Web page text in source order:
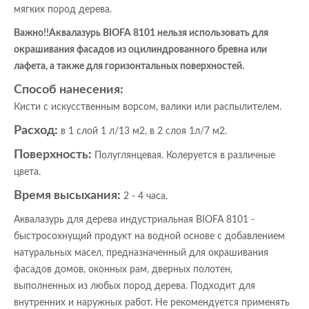
мягких пород дерева.
Важно!!Аквалазурь BIOFA 8101 нельзя использовать для
окрашивания фасадов из оцилиндрованного бревна или
лафета, а также для горизонтальных поверхностей.
Способ нанесения:
Кисти с искусственным ворсом, валики или распылителем.
Расход: в 1 слой 1 л/13 м2, в 2 слоя 1л/7 м2.
Поверхность: Полуглянцевая. Колеруется в различные
цвета.
Время высыхания: 2 - 4 часа.
Аквалазурь для дерева индустриальная BIOFA 8101 -
быстросохнущий продукт на водной основе с добавлением
натуральных масел, предназначенный для окрашивания
фасадов домов, оконных рам, дверных полотен,
выполненных из любых пород дерева. Подходит для
внутренних и наружных работ. Не рекомендуется применять